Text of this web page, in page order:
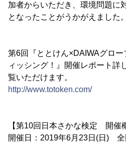
加者からいただき、環境問題に
となったことがうかがえました。
第6回『ととけん×DAIWAグロ
ィッシング！』開催レポート詳
覧いただけます。
http://www.totoken.com/
【第10回日本さかな検定 開催
開催日：2019年6月23日(日) 全